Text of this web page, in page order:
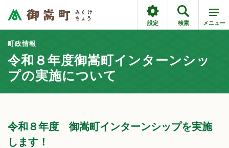
設定 検索 メニュー
町政情報
令和８年度御嵩町インターンシッ
プの実施について
令和８年度 御嵩町インターンシップを実施
します！